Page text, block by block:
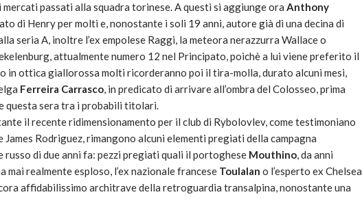
passati alla squadra torinese. A questi si aggiunge ora Anthony
di Henry per molti e, nonostante i soli 19 anni, autore già di una decina di
seria A, inoltre l’ex empolese Raggi, la meteora nerazzurra Wallace o
attualmente numero 12 nel Principato, poichè a lui viene preferito il
in ottica giallorossa molti ricorderanno poi il tira-molla, durato alcuni mesi,
Ferreira Carrasco, in predicato di arrivare all’ombra del Colosseo, prima
questa sera tra i probabili titolari.
il recente ridimensionamento per il club di Rybolovlev, come testimoniano
James Rodriguez, rimangono alcuni elementi pregiati della campagna
russo di due anni fa: pezzi pregiati quali il portoghese Mouthino, da anni
mai realmente esploso, l’ex nazionale francese Toulalan o l’esperto ex Chelsea
affidabilissimo architrave della retroguardia transalpina, nonostante una